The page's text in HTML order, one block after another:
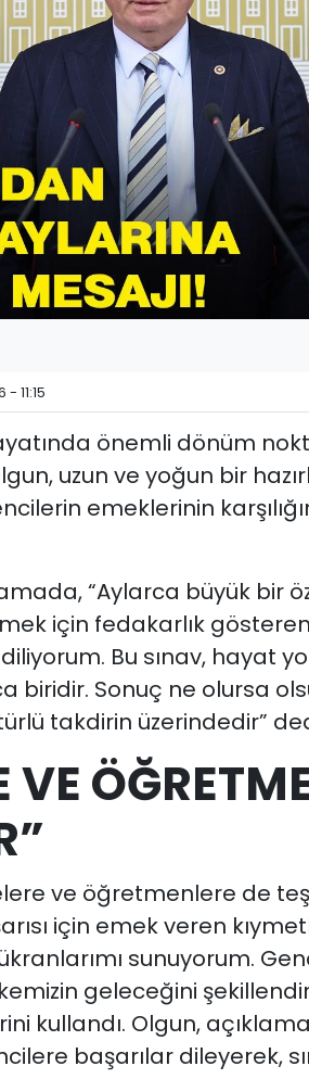
11:15
önemli dönüm
uzun ve yoğun bir
emeklerinin
“Aylarca büyük bir
için fedakarlık
Bu sınav, hayat
biridir. Sonuç ne olursa
türlü takdirin üzerindedir”
VE
ve öğretmenlere de
için emek veren
sunuyorum.
geleceğini
kullandı. Olgun,
başarılar dileyerek,